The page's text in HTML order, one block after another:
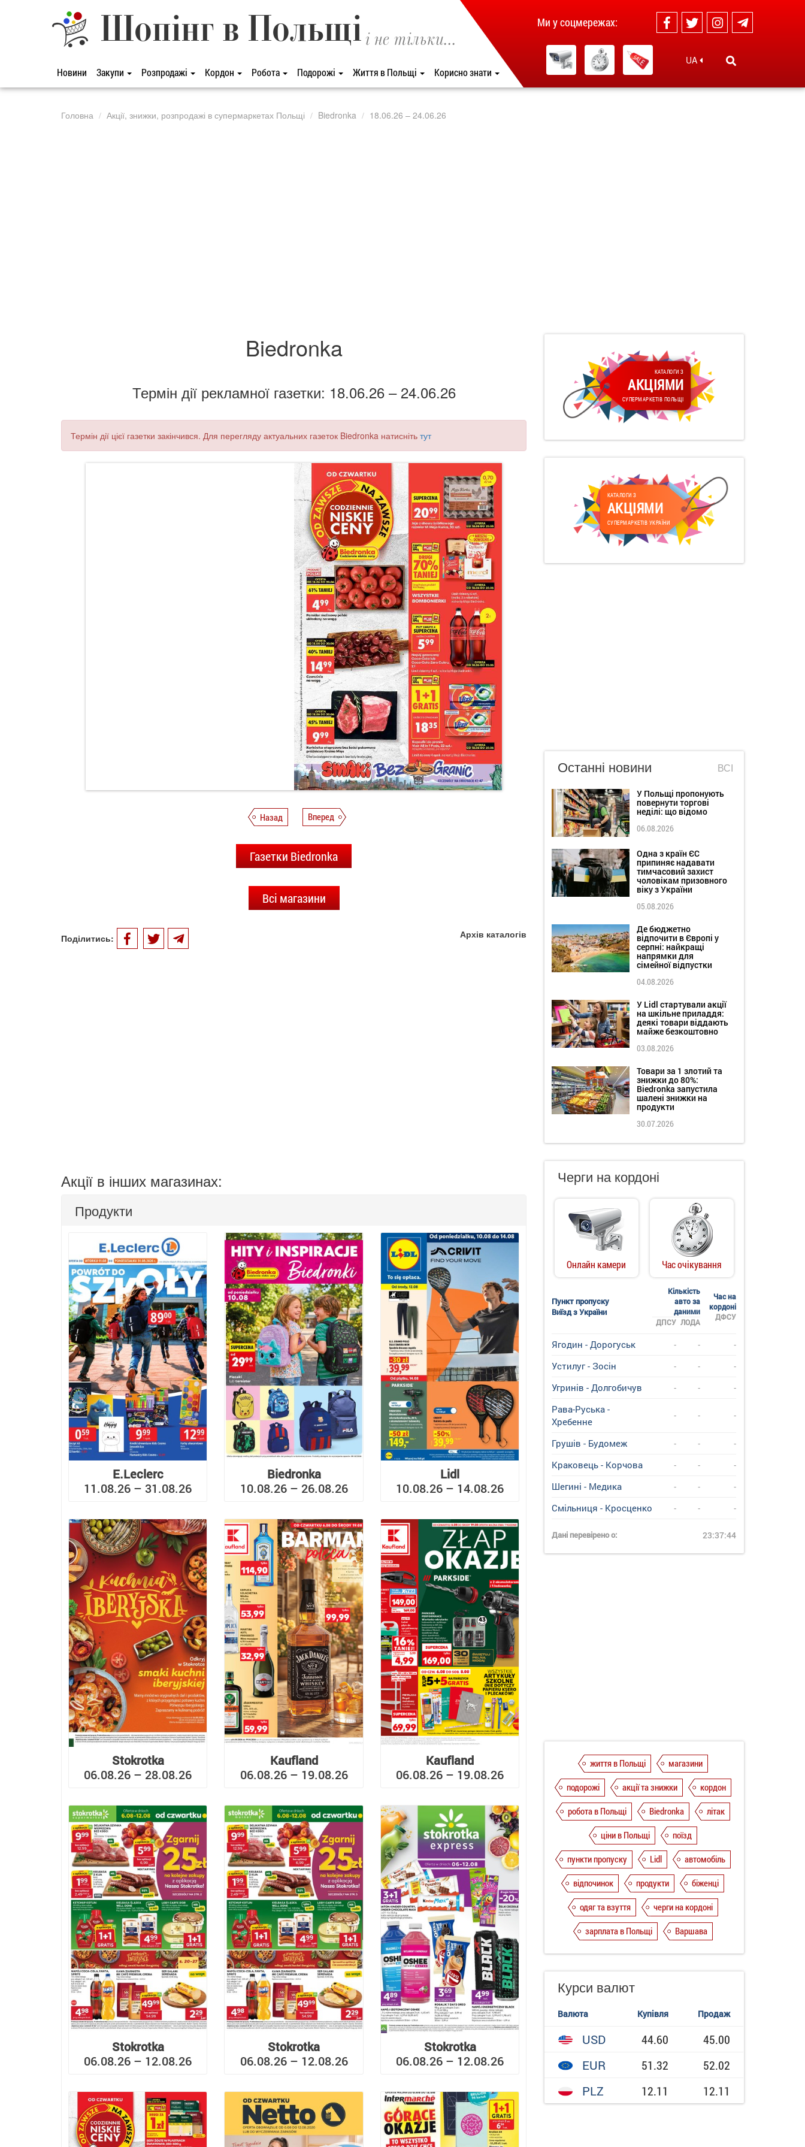
Шопінг в Польщі і не тільки...
Новини Закупи Розпродажі Кордон Робота Подорожі Життя в Польщі Корисно знати
Ми у соцмережах:
UA
Головна Акції, знижки, розпродажі в супермаркетах Польщі Biedronka 18.06.26 – 24.06.26
Biedronka
Термін дії рекламної газетки: 18.06.26 – 24.06.26
Термін дії цієї газетки закінчився. Для перегляду актуальних газеток Biedronka натисніть тут
Назад Вперед
Газетки Biedronka
Всі магазини
Поділитись: Архів каталогів
Акції в інших магазинах:
Продукти
E.Leclerc
11.08.26 – 31.08.26
Biedronka
10.08.26 – 26.08.26
Lidl
10.08.26 – 14.08.26
Stokrotka
06.08.26 – 28.08.26
Kaufland
06.08.26 – 19.08.26
Kaufland
06.08.26 – 19.08.26
Stokrotka
06.08.26 – 12.08.26
Stokrotka
06.08.26 – 12.08.26
Stokrotka
06.08.26 – 12.08.26
КАТАЛОГИ З
АКЦІЯМИ
СУПЕРМАРКЕТІВ ПОЛЬЩІ
КАТАЛОГИ З
АКЦІЯМИ
СУПЕРМАРКЕТІВ УКРАЇНИ
Останні новини ВСІ
У Польщі пропонують
повернути торгові
неділі: що відомо
06.08.2026
Одна з країн ЄС
припиняє надавати
тимчасовий захист
чоловікам призовного
віку з України
05.08.2026
Де бюджетно
відпочити в Європі у
серпні: найкращі
напрямки для
сімейної відпустки
04.08.2026
У Lidl стартували акції
на шкільне приладдя:
деякі товари віддають
майже безкоштовно
03.08.2026
Товари за 1 злотий та
знижки до 80%:
Biedronka запустила
шалені знижки на
продукти
30.07.2026
Черги на кордоні
Онлайн камери Час очікування
Пункт пропуску
Виїзд з України
Кількість
авто за
даними
Час на
кордоні
ДФСУ
ДПСУ ЛОДА
Ягодин - Дорогуськ - -
-
Устилуг - Зосін
- -
-
Угринiв - Долгобичув
- -
-
Рава-Руська -
Хребенне
- - -
Грушів - Будомеж - -
-
Краковець - Корчова
- -
-
Шегині - Медика
- -
-
Смільниця - Кросценко
- - -
Дані перевірено о: 23:37:44
життя в Польщі
магазини
подорожі
акції та знижки
кордон
робота в Польщі
Biedronka
літак
ціни в Польщі
поїзд
пункти пропуску
Lidl
автомобіль
відпочинок
продукти
біженці
одяг та взуття
черги на кордоні
зарплата в Польщі
Варшава
Курси валют
Валюта Купівля Продаж
USD 44.60
45.00
EUR
51.32
52.02
PLZ
12.11 12.11